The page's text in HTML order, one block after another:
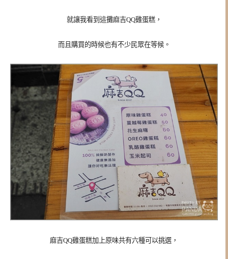
就讓我看到這攤麻吉QQ雞蛋糕，
而且購買的時候也有不少民眾在等候。
麻吉QQ雞蛋糕加上原味共有六種可以挑選，